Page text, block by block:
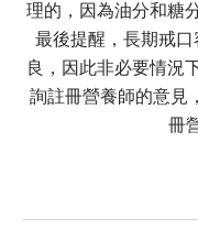
理的，因為油分和糖
最後提醒，長期戒
良，因此非必要情況
詢註冊營養師的意見
冊